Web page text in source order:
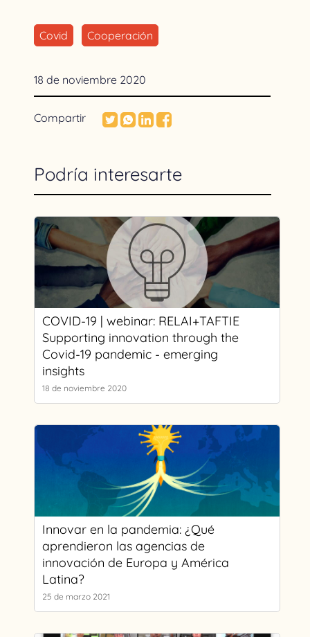
Covid Cooperación
18 de noviembre 2020
Compartir
Podría interesarte
COVID-19 | webinar: RELAI+TAFTIE
Supporting innovation through the
Covid-19 pandemic - emerging
insights
18 de noviembre 2020
Innovar en la pandemia: ¿Qué
aprendieron las agencias de
innovación de Europa y América
Latina?
25 de marzo 2021